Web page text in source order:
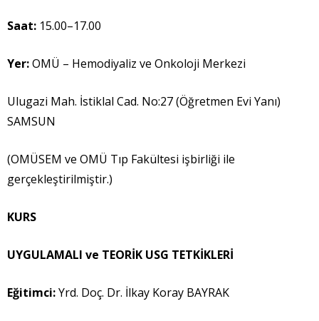
Saat: 15.00–17.00
Yer:OMÜ – Hemodiyaliz ve Onkoloji Merkezi
Ulugazi Mah. İstiklal Cad. No:27 (Öğretmen Evi Yanı)
SAMSUN
(OMÜSEM ve OMÜ Tıp Fakültesi işbirliği ile
gerçekleştirilmiştir.)
KURS
UYGULAMALI ve TEORİK USG TETKİKLERİ
Eğitimci:Yrd. Doç. Dr. İlkay Koray BAYRAK